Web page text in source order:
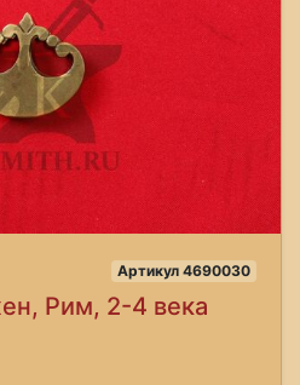
Артикул 4690030
Рим, 2-4 века